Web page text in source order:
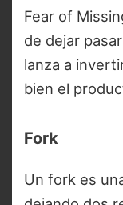
Fear of
de dejar
lanza a
bien el
Fork
Un fork es